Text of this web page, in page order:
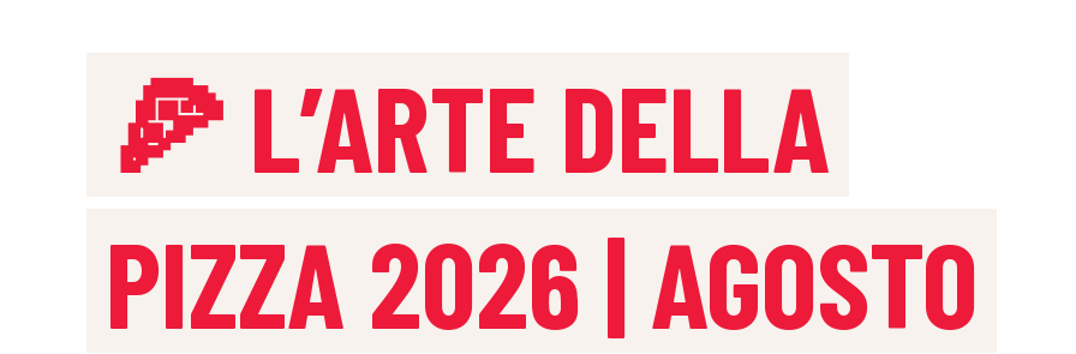
🍕 L’ARTE DELLA
PIZZA 2026 | AGOSTO